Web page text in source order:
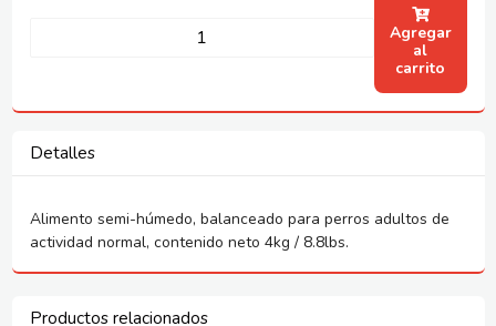
Agregar
al
carrito
Detalles
Alimento semi-húmedo, balanceado para perros adultos de
actividad normal, contenido neto 4kg / 8.8lbs.
Productos relacionados